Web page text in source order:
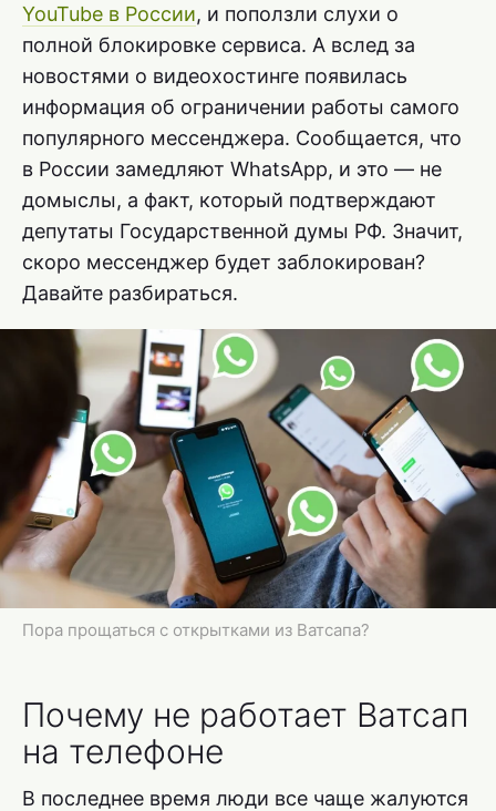
YouTube в России, и поползли слухи о
полной блокировке сервиса. А вслед за
новостями о видеохостинге появилась
информация об ограничении работы самого
популярного мессенджера. Сообщается, что
в России замедляют WhatsApp, и это — не
домыслы, а факт, который подтверждают
депутаты Государственной думы РФ. Значит,
скоро мессенджер будет заблокирован?
Давайте разбираться.
Пора прощаться с открытками из Ватсапа?
Почему не работает Ватсап
на телефоне
В последнее время люди все чаще жалуются